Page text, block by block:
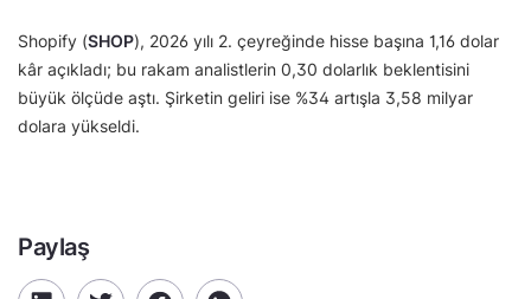
Shopify (SHOP), 2026 yılı 2. çeyreğinde hisse başına 1,16 dolar
kâr açıkladı; bu rakam analistlerin 0,30 dolarlık beklentisini
büyük ölçüde aştı. Şirketin geliri ise %34 artışla 3,58 milyar
dolara yükseldi.
Paylaş